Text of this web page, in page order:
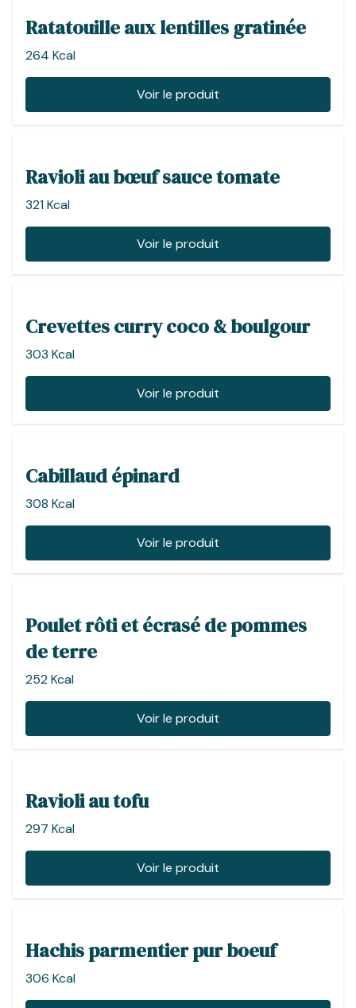
Ratatouille aux lentilles gratinée
264 Kcal
Voir le produit
Ravioli au bœuf sauce tomate
321 Kcal
Voir le produit
Crevettes curry coco & boulgour
303 Kcal
Voir le produit
Cabillaud épinard
308 Kcal
Voir le produit
Poulet rôti et écrasé de pommes
de terre
252 Kcal
Voir le produit
Ravioli au tofu
297 Kcal
Voir le produit
Hachis parmentier pur boeuf
306 Kcal